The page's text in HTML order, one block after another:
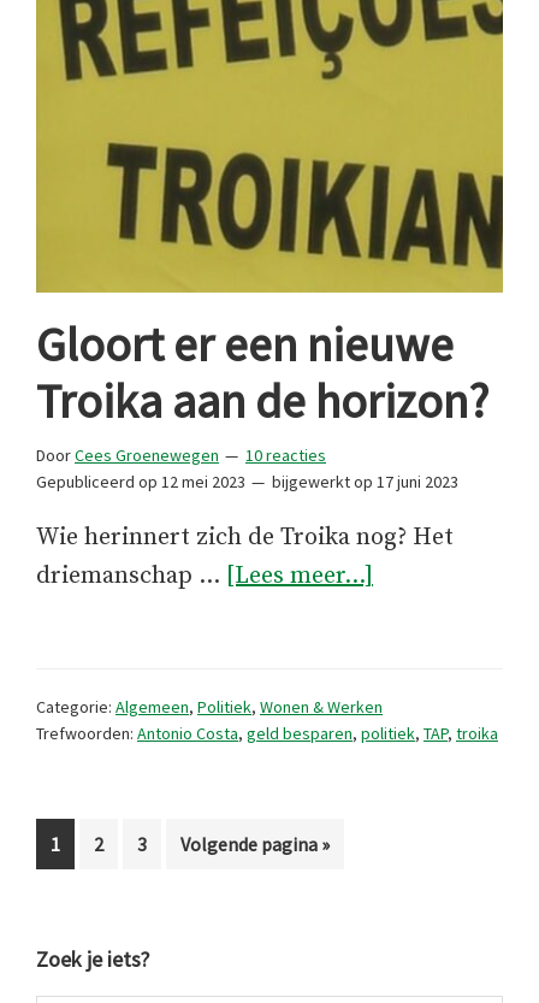
Gloort er een nieuwe
Troika aan de horizon?
DoorCees Groenewegen
10 reacties
Gepubliceerd op 12 mei 2023 bijgewerkt op 17 juni 2023
Wie herinnert zich de Troika nog? Het
driemanschap … [Lees meer...]
Troika
Categorie: Algemeen, Politiek, Wonen & Werken
Trefwoorden: Antonio Costa, geld besparen, politiek, TAP, troika
Pagina
1 Pagina
2 Pagina
3
Ga
Volgende pagina »
Primaire
Zoek je iets?